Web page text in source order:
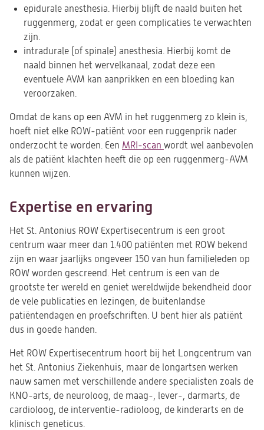
epidurale anesthesia. Hierbij blijft de naald buiten het
ruggenmerg, zodat er geen complicaties te verwachten
zijn.
intradurale (of spinale) anesthesia. Hierbij komt de
naald binnen het wervelkanaal, zodat deze een
eventuele AVM kan aanprikken en een bloeding kan
veroorzaken.
Omdat de kans op een AVM in het ruggenmerg zo klein is,
hoeft niet elke ROW-patiënt voor een ruggenprik nader
onderzocht te worden. Een MRI-scan wordt wel aanbevolen
als de patiënt klachten heeft die op een ruggenmerg-AVM
kunnen wijzen.
Expertise en ervaring
Het St. Antonius ROW Expertisecentrum is een groot
centrum waar meer dan 1.400 patiënten met ROW bekend
zijn en waar jaarlijks ongeveer 150 van hun familieleden op
ROW worden gescreend. Het centrum is een van de
grootste ter wereld en geniet wereldwijde bekendheid door
de vele publicaties en lezingen, de buitenlandse
patiëntendagen en proefschriften. U bent hier als patiënt
dus in goede handen.
Het ROW Expertisecentrum hoort bij het Longcentrum van
het St. Antonius Ziekenhuis, maar de longartsen werken
nauw samen met verschillende andere specialisten zoals de
KNO-arts, de neuroloog, de maag-, lever-, darmarts, de
cardioloog, de interventie-radioloog, de kinderarts en de
klinisch geneticus.